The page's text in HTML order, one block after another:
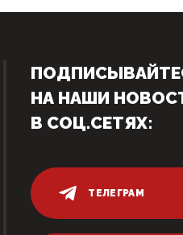
НА НАШИ
В СОЦ.СЕТЯХ:
ТЕЛЕГРАМ